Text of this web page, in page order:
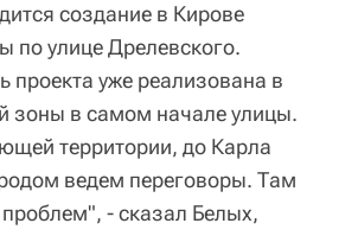
создание в Кирове
по улице Дрелевского.
проекта уже реализована в
зоны в самом начале улицы.
территории, до Карла
ведем переговоры. Там
- сказал Белых,